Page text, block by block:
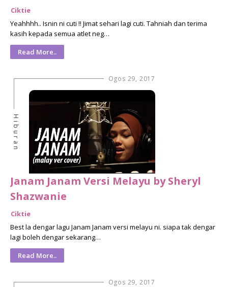
Ciktie
Yeahhhh.. Isnin ni cuti !! Jimat sehari lagi cuti. Tahniah dan terima
kasih kepada semua atlet neg…
Read More..
Ogos 29, 2017
Hiburan
Janam Janam Versi Melayu by Sheryl
Shazwanie
Ciktie
Best la dengar lagu Janam Janam versi melayu ni. siapa tak dengar
lagi boleh dengar sekarang…
Read More..
Ogos 29, 2017